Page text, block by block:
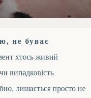
не буває
хтось живий
випадковість
лишається просто не